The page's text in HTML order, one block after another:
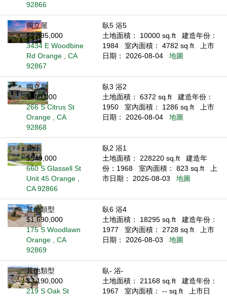
92866
獨立屋
$2,895,000
3434 E Woodbine
Rd Orange , CA
92867
臥5 浴5
土地面積： 10000 sq.ft
建造年份：
1984
室內面積： 4782 sq.ft
上市
日期： 2026-08-04
地圖
獨立屋
$900,000
266 S Citrus St
Orange , CA
92868
臥3 浴2
土地面積： 6372 sq.ft
建造年份：
1950
室內面積： 1286 sq.ft
上市
日期： 2026-08-04
地圖
康斗
$549,000
660 S Glassell St
Unit 45 Orange ,
CA 92866
臥2 浴1
土地面積： 228220 sq.ft
建造年
份：1968
室內面積： 823 sq.ft
上
市日期： 2026-08-03
地圖
其他類型
$1,690,000
175 S Woodlawn
Orange , CA
92869
臥6 浴4
土地面積： 18295 sq.ft
建造年份：
1977
室內面積： 2728 sq.ft
上市
日期： 2026-08-03
地圖
其他類型
$3,190,000
219 S Oak St
臥- 浴-
土地面積： 21168 sq.ft
建造年份：
1967
室內面積： -- sq.ft
上市日